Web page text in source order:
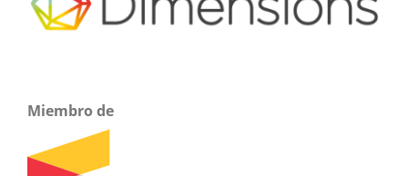
Miembro de